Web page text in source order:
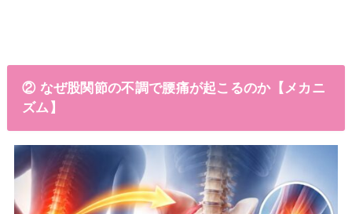
② なぜ股関節の不調で腰痛が起こるのか【メカニ
ズム】